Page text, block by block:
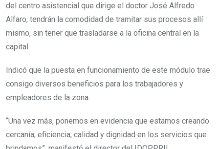
del centro asistencial que dirige el doctor José Alfredo
Alfaro, tendrán la comodidad de tramitar sus procesos allí
mismo, sin tener que trasladarse a la oficina central en la
capital.
Indicó que la puesta en funcionamiento de este módulo trae
consigo diversos beneficios para los trabajadores y
empleadores de la zona.
“Una vez más, ponemos en evidencia que estamos creando
cercanía, eficiencia, calidad y dignidad en los servicios que